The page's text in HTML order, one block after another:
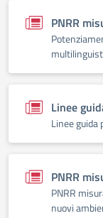
PNRR
Linee
Linee
PNRR
PNRR
nuovi